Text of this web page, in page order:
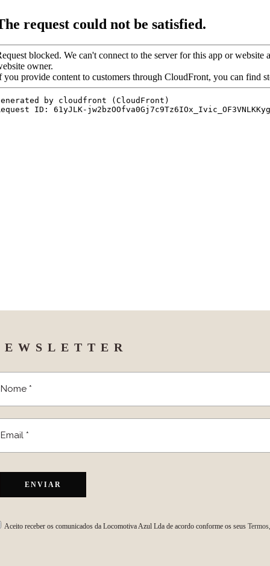
Aceito receber os comunicados da Locomotiva Azul Lda de acordo conforme os seus